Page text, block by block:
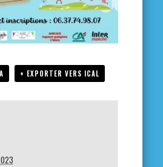
+ EXPORTER VERS ICAL